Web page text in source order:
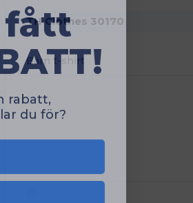
TH Clothes 30170
Barn t-shirt
fått
du för?